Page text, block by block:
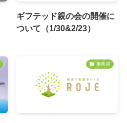
ギフテッド親の会の開催に
ついて（1/30&2/23）
事務局